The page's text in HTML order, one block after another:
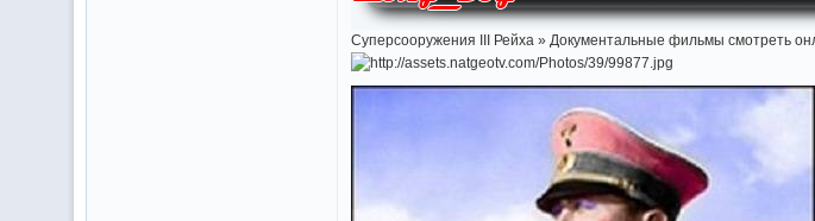
Суперсооружения III Рейха » Документальные фильмы смотреть